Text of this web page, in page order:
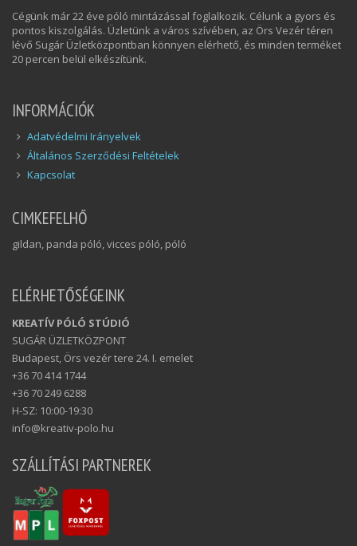
Cégünk már 22 éve póló mintázással foglalkozik. Célunk a gyors és
pontos kiszolgálás. Üzletünk a város szívében, az Örs Vezér téren
lévő Sugár Üzletközpontban könnyen elérhető, és minden terméket
20 percen belül elkészítünk.
INFORMÁCIÓK
Adatvédelmi Irányelvek
Általános Szerződési Feltételek
Kapcsolat
CIMKEFELHŐ
gildan, panda póló, vicces póló, póló
ELÉRHETŐSÉGEINK
KREATÍV PÓLÓ STÚDIÓ
SUGÁR ÜZLETKÖZPONT
Budapest, Örs vezér tere 24. I. emelet
+36 70 414 1744
+36 70 249 6288
H-SZ: 10:00-19:30
info@kreativ-polo.hu
SZÁLLÍTÁSI PARTNEREK